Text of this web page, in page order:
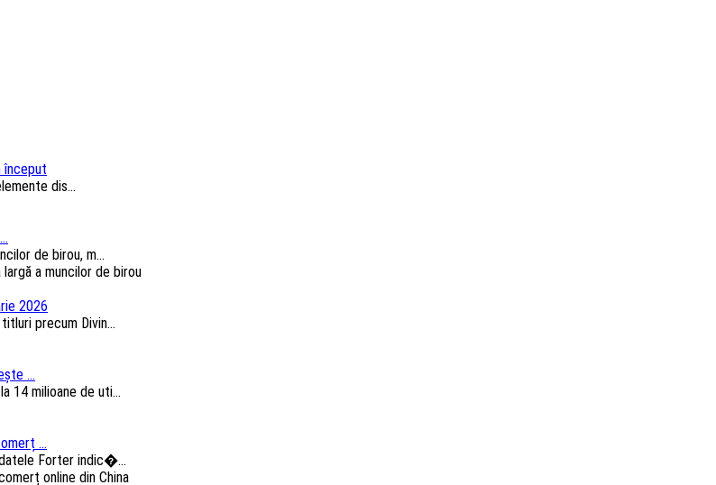
început
dis...
de birou, m...
2026
precum Divin...
...
14 milioane de uti...
...
Forter indic�...